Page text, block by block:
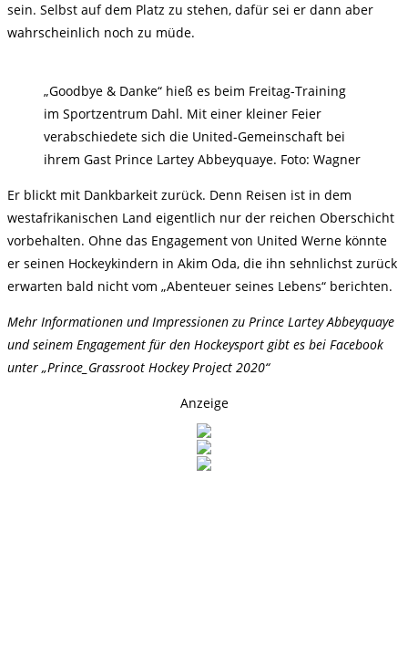
sein. Selbst auf dem Platz zu stehen, dafür sei er dann aber
wahrscheinlich noch zu müde.
„Goodbye & Danke“ hieß es beim Freitag-Training
im Sportzentrum Dahl. Mit einer kleiner Feier
verabschiedete sich die United-Gemeinschaft bei
ihrem Gast Prince Lartey Abbeyquaye. Foto: Wagner
Er blickt mit Dankbarkeit zurück. Denn Reisen ist in dem
westafrikanischen Land eigentlich nur der reichen Oberschicht
vorbehalten. Ohne das Engagement von United Werne könnte
er seinen Hockeykindern in Akim Oda, die ihn sehnlichst zurück
erwarten bald nicht vom „Abenteuer seines Lebens“ berichten.
Mehr Informationen und Impressionen zu Prince Lartey Abbeyquaye
und seinem Engagement für den Hockeysport gibt es bei Facebook
unter „Prince_Grassroot Hockey Project 2020“
Anzeige